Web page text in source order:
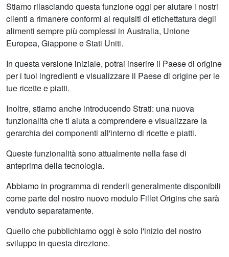
Stiamo rilasciando questa funzione oggi per aiutare i nostri
clienti a rimanere conformi ai requisiti di etichettatura degli
alimenti sempre più complessi in Australia, Unione
Europea, Giappone e Stati Uniti.
In questa versione iniziale, potrai inserire il Paese di origine
per i tuoi ingredienti e visualizzare il Paese di origine per le
tue ricette e piatti.
Inoltre, stiamo anche introducendo Strati: una nuova
funzionalità che ti aiuta a comprendere e visualizzare la
gerarchia dei componenti all'interno di ricette e piatti.
Queste funzionalità sono attualmente nella fase di
anteprima della tecnologia.
Abbiamo in programma di renderli generalmente disponibili
come parte del nostro nuovo modulo Fillet Origins che sarà
venduto separatamente.
Quello che pubblichiamo oggi è solo l'inizio del nostro
sviluppo in questa direzione.